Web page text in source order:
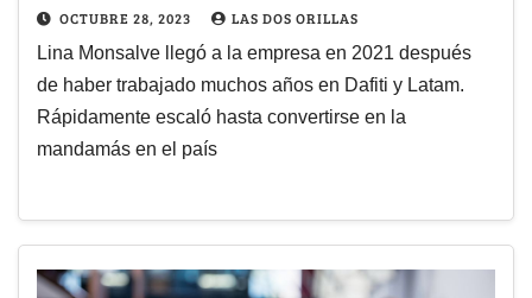
OCTUBRE 28, 2023 LAS DOS ORILLAS
Lina Monsalve llegó a la empresa en 2021 después
de haber trabajado muchos años en Dafiti y Latam.
Rápidamente escaló hasta convertirse en la
mandamás en el país